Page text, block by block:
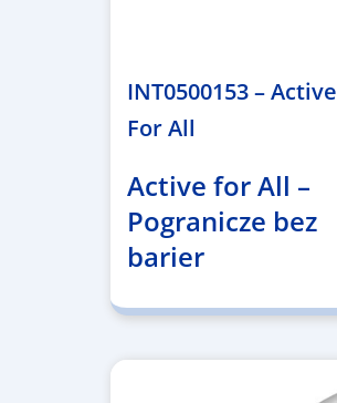
INT0500153 – Active
For All
Active for All –
Pogranicze bez
barier